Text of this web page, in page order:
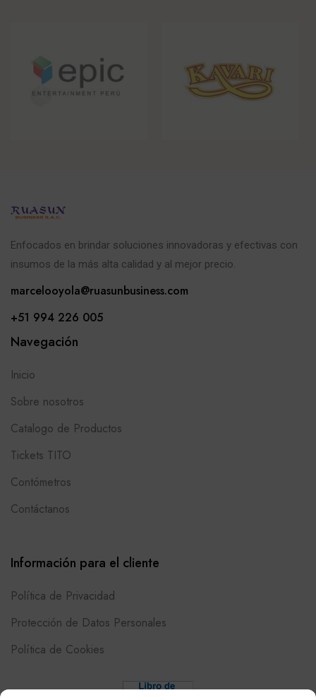
Enfocados en brindar soluciones innovadoras y efectivas con
insumos de la más alta calidad y al mejor precio.
marcelooyola@ruasunbusiness.com
+51 994 226 005
Navegación
Inicio
Sobre nosotros
Catalogo de Productos
Tickets TITO
Contómetros
Contáctanos
Información para el cliente
Política de Privacidad
Protección de Datos Personales
Política de Cookies